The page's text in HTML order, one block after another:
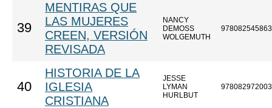
39
MENTIRAS QUE
LAS MUJERES
CREEN, VERSIÓN
REVISADA
NANCY
DEMOSS
WOLGEMUTH
40
HISTORIA DE LA
IGLESIA
CRISTIANA
JESSE
LYMAN
HURLBUT